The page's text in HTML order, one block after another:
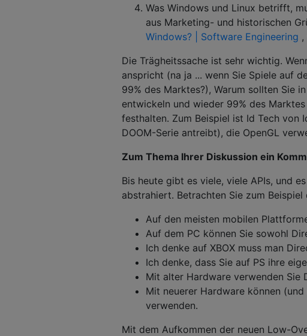
Was Windows und Linux betrifft,
aus Marketing- und historischen
Windows? | Software Engineering
Die Trägheitssache ist sehr wichtig.
anspricht (na ja ... wenn Sie Spiele auf
99% des Marktes?), Warum sollten Sie
entwickeln und wieder 99% des
festhalten. Zum Beispiel ist Id Tech von
DOOM-Serie antreibt), die OpenGL
Zum Thema Ihrer Diskussion ein
Bis heute gibt es viele, viele APIs, und
abstrahiert. Betrachten Sie zum Beispiel
Auf den meisten mobilen
Auf dem PC können Sie sowohl
Ich denke auf XBOX muss man
Ich denke, dass Sie auf PS ihre
Mit alter Hardware verwenden Sie
Mit neuerer Hardware können (und
verwenden.
Mit dem Aufkommen der neuen Low-